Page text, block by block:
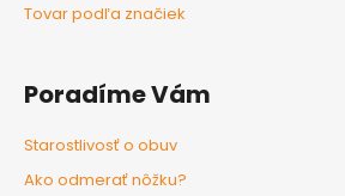
Tovar podľa značiek
Poradíme Vám
Starostlivosť o obuv
Ako odmerať nôžku?